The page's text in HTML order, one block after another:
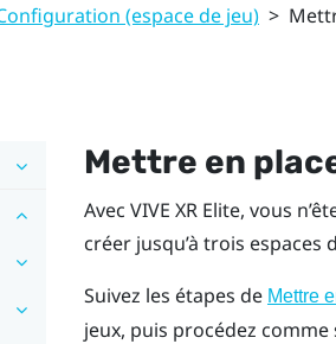
(espace de jeu) >
Mettre en
Avec VIVE XR Elite, vous
créer jusqu’à trois espaces
Suivez les étapes de Mettre
jeux, puis procédez